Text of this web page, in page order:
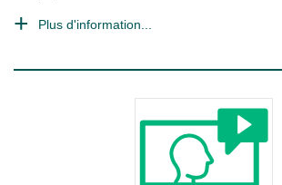
Plus d'information...